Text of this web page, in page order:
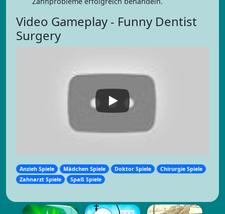
Video Gameplay - Funny Dentist
Surgery
Anzieh Spiele Mädchen Spiele Doktor Spiele
Chirurgie Spiele
Zahnarzt Spiele
Spaß Spiele